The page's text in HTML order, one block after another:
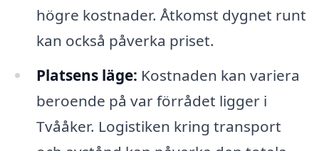
högre kostnader. Åtkomst dygnet runt
kan också påverka priset.
Platsens läge: Kostnaden kan variera
beroende på var förrådet ligger i
Tvååker. Logistiken kring transport